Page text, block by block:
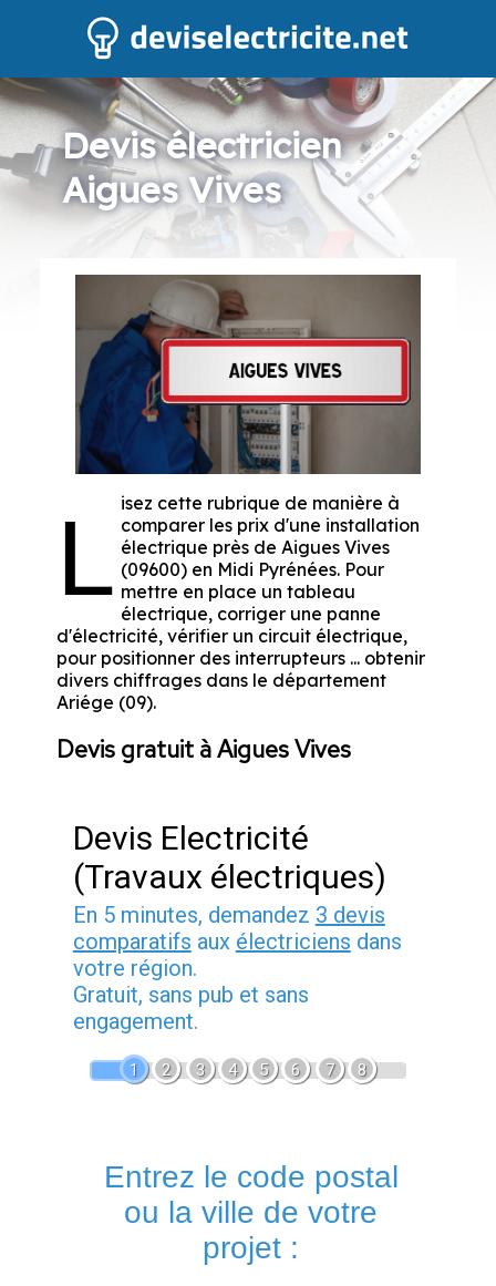
Devis électricien
Aigues Vives
L isez cette rubrique de manière à
comparer les prix d'une installation
électrique près de Aigues Vives
(09600) en Midi Pyrénées. Pour
mettre en place un tableau
électrique, corriger une panne
d'électricité, vérifier un circuit électrique,
pour positionner des interrupteurs ... obtenir
divers chiffrages dans le département
Ariége (09).
Devis gratuit à Aigues Vives
Devis Electricité
(Travaux électriques)
En 5 minutes, demandez 3 devis
comparatifs aux électriciens dans
votre région.
Gratuit, sans pub et sans
engagement.
1 2 3 4 5 6 7 8
Entrez le code postal
ou la ville de votre
projet :